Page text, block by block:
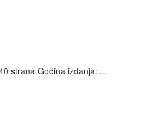
strana Godina izdanja: ...